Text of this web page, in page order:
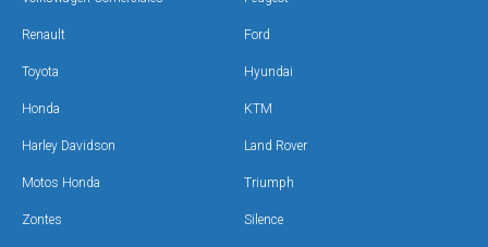
Renault Ford
Toyota Hyundai
Honda KTM
Harley Davidson Land Rover
Motos Honda Triumph
Zontes Silence